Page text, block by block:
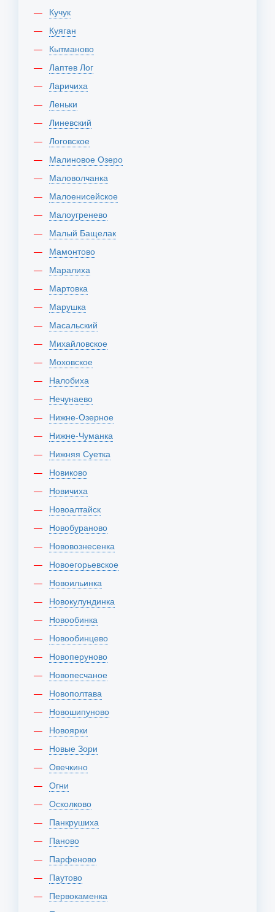
Кучук
Куяган
Кытманово
Лаптев Лог
Ларичиха
Леньки
Линевский
Логовское
Малиновое Озеро
Маловолчанка
Малоенисейское
Малоугренево
Малый Бащелак
Мамонтово
Маралиха
Мартовка
Марушка
Масальский
Михайловское
Моховское
Налобиха
Нечунаево
Нижне-Озерное
Нижне-Чуманка
Нижняя Суетка
Новиково
Новичиха
Новоалтайск
Новобураново
Нововознесенка
Новоегорьевское
Новоильинка
Новокулундинка
Новообинка
Новообинцево
Новоперуново
Новопесчаное
Новополтава
Новошипуново
Новоярки
Новые Зори
Овечкино
Огни
Осколково
Панкрушиха
Паново
Парфеново
Паутово
Первокаменка